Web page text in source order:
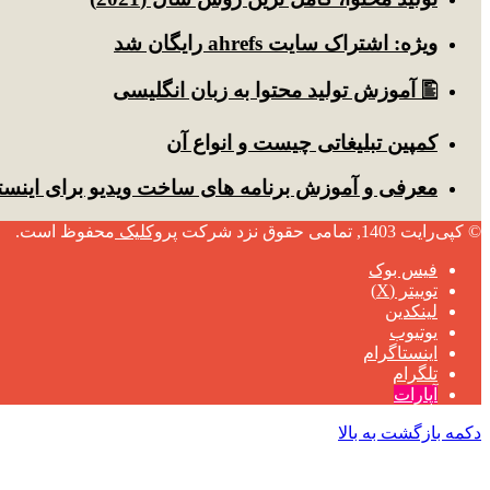
ویژه: اشتراک سایت ahrefs رایگان شد
🖺 آموزش تولید محتوا به زبان انگلیسی
کمپین تبلیغاتی چیست و انواع آن
معرفی و آموزش برنامه های ساخت ویدیو برای
© کپی‌رایت 1403, تمامی حقوق نزد شرکت پروکلیک محفوظ است.
فیس بوک
توییتر (X)
لینکدین
یوتیوب
اینستاگرام
تلگرام
آپارات
دکمه بازگشت به بالا